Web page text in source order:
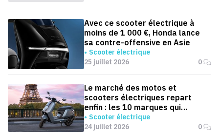
Avec ce scooter électrique à
moins de 1 000 €, Honda lance
sa contre-offensive en Asie
Scooter électrique
25 juillet 2026
0
Le marché des motos et
scooters électriques repart
enfin : les 10 marques qui
dominent la France
Scooter électrique
24 juillet 2026
0